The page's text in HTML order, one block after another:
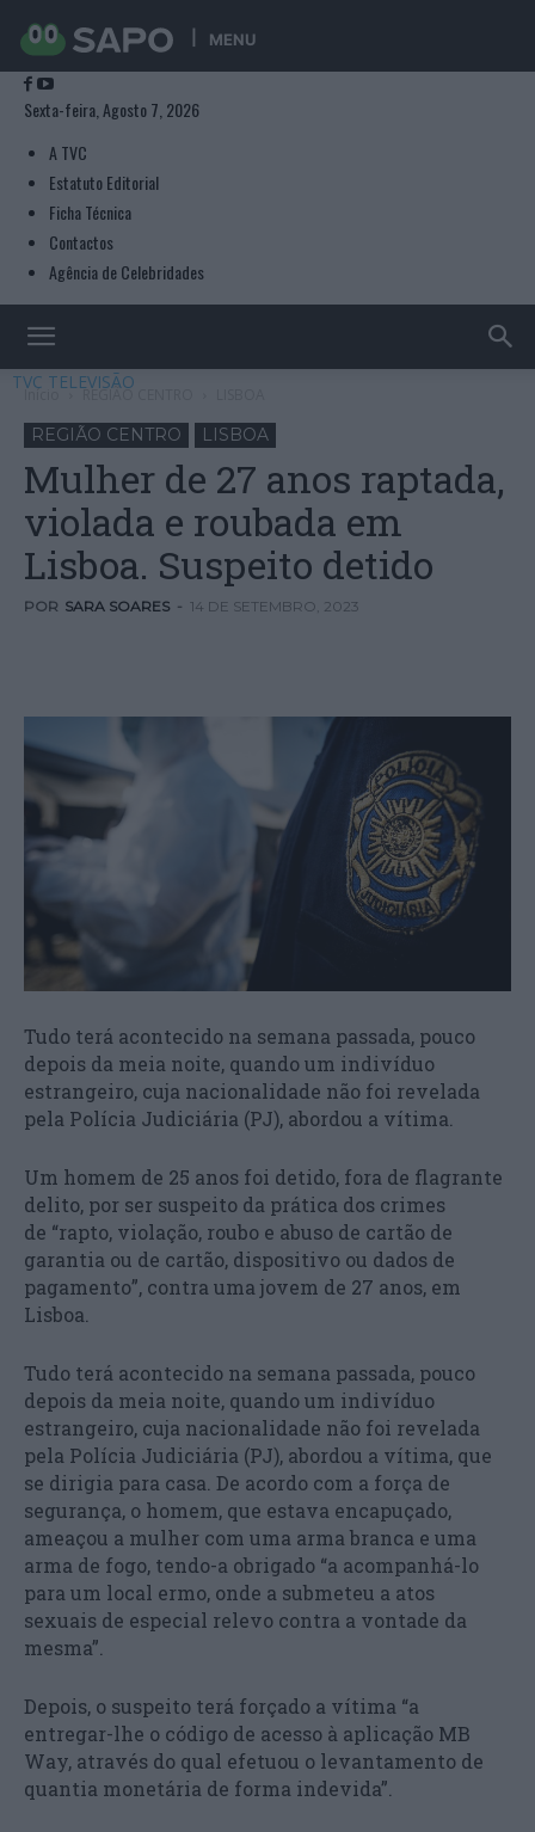
MENU
Sexta-feira, Agosto 7, 2026
A TVC
Estatuto Editorial
Ficha Técnica
Contactos
Agência de Celebridades
TVC TELEVISÃO
Início REGIÃO CENTRO
REGIÃO CENTRO LISBOA
Mulher de 27 anos raptada,
violada e roubada em
Lisboa. Suspeito detido
POR SARA SOARES - 14 DE SETEMBRO, 2023
Tudo terá acontecido na semana passada, pouco
depois da meia noite, quando um indivíduo
estrangeiro, cuja nacionalidade não foi revelada
pela Polícia Judiciária (PJ), abordou a vítima.
Um homem de 25 anos foi detido, fora de flagrante
delito, por ser suspeito da prática dos crimes
de “rapto, violação, roubo e abuso de cartão de
garantia ou de cartão, dispositivo ou dados de
pagamento”, contra uma jovem de 27 anos, em
Lisboa.
Tudo terá acontecido na semana passada, pouco
depois da meia noite, quando um indivíduo
estrangeiro, cuja nacionalidade não foi revelada
pela Polícia Judiciária (PJ), abordou a vítima, que
se dirigia para casa. De acordo com a força de
segurança, o homem, que estava encapuçado,
ameaçou a mulher com uma arma branca e uma
arma de fogo, tendo-a obrigado “a acompanhá-lo
para um local ermo, onde a submeteu a atos
sexuais de especial relevo contra a vontade da
mesma”.
Depois, o suspeito terá forçado a vítima “a
entregar-lhe o código de acesso à aplicação MB
Way, através do qual efetuou o levantamento de
quantia monetária de forma indevida”.